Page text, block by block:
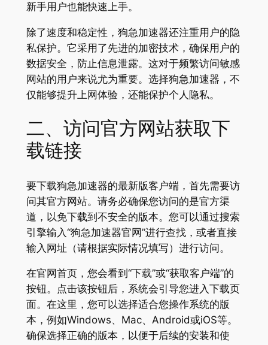
新手用户也能快速上手。
除了速度和稳定性，狗急加速器还注重用户的隐
私保护。它采用了先进的加密技术，确保用户的
数据安全，防止信息泄露。这对于频繁访问敏感
网站的用户来说尤为重要。选择狗急加速器，不
仅能够提升上网体验，还能保护个人隐私。
二、访问官方网站获取下
载链接
要下载狗急加速器的最新版客户端，首先需要访
问其官方网站。请务必确保您访问的是官方渠
道，以免下载到不安全的版本。您可以通过搜索
引擎输入“狗急加速器官网”进行查找，或者直接
输入网址（请根据实际情况填写）进行访问。
在官网首页，您会看到“下载”或“获取客户端”的
按钮。点击该按钮后，系统会引导您进入下载页
面。在这里，您可以选择适合您操作系统的版
本，例如Windows、Mac、Android或iOS等。
确保选择正确的版本，以便于后续的安装和使